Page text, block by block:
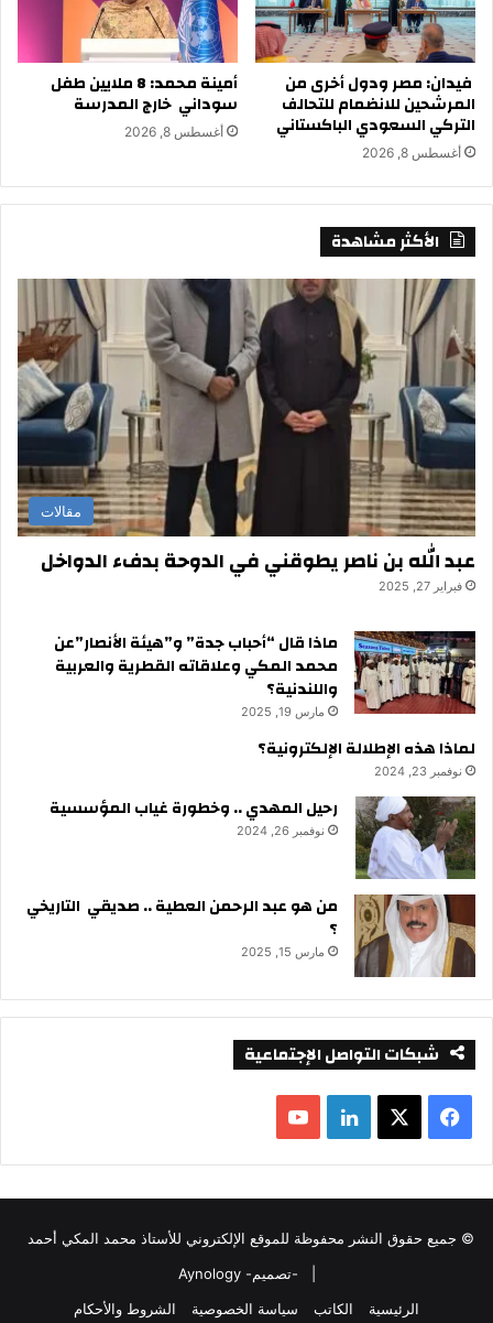
فيدان: مصر ودول أخرى من
المرشحين للانضمام للتحالف
التركي السعودي الباكستاني
أغسطس 8, 2026
أمينة محمد: 8 ملايين طفل
سوداني خارج المدرسة
أغسطس 8, 2026
الأكثر مشاهدة
مقالات
عبد الله بن ناصر يطوقني في الدوحة بدفء الدواخل
فبراير 27, 2025
ماذا قال “أحباب جدة” و”هيئة الأنصار”عن
محمد المكي وعلاقاته القطرية والعربية
واللندنية؟
مارس 19, 2025
لماذا هذه الإطلالة الإلكترونية؟
نوفمبر 23, 2024
رحيل المهدي .. وخطورة غياب المؤسسية
نوفمبر 26, 2024
من هو عبد الرحمن العطية .. صديقي التاريخي
؟
مارس 15, 2025
شبكات التواصل الإجتماعية
ي
س
ب
X
ي
ن
ك
Y
o
u
© جميع حقوق النشر محفوظة للموقع الإلكتروني للأستاذ محمد المكي أحمد
-تصميم- Aynology
الرئيسية
الكاتب سياسة الخصوصية الشروط والأحكام